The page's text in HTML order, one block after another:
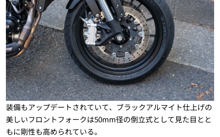
装備もアップデートされていて、ブラックアルマイト仕上げの
美しいフロントフォークは50mm径の倒立式として見た目とと
もに剛性も高められている。